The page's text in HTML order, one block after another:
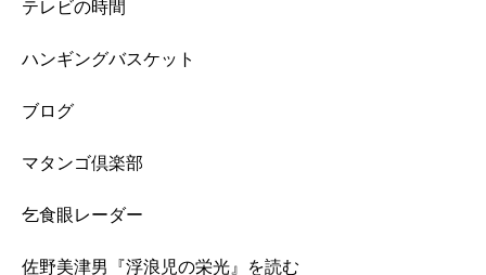
テレビの時間
ハンギングバスケット
ブログ
マタンゴ倶楽部
乞食眼レーダー
佐野美津男『浮浪児の栄光』を読む